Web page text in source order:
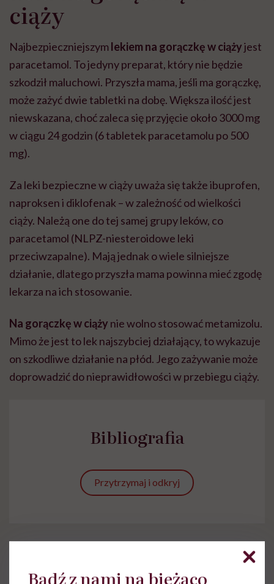
ciąży
Najbezpieczniejszymlekiem na gorączkę w ciążyjest
paracetamol. To jedyny preparat, który nie będzie
szkodził maluchowi. Przyszła mama, jeśli ma gorączkę,
może zażyć dwie tabletki na dobę. Większa ilość jest
niewskazana, choć zaleca się przyjęcie około 3000 mg
w ciągu 24 godzin (6 tabletek paracetamolu po 500
mg).
Za leki bezpieczne w ciąży uważa się także ibuprofen,
naproksen i diklofenak – w zależność od wielkości
ciąży. Należą one do tej samej grupy leków, co
paracetamol (NLPZ-niesteroidowe leki
przeciwzapalne). Mają jednak o wiele silniejsze
działanie, dlatego przyszła mama powinna mieć zgodę
lekarza na ich stosowanie.
Na gorączkę w ciąży nie wolno stosować metamizolu.
Mimo że jest to lek najszybciej działający, to wykazuje
on szkodliwe działanie na płód. Jego zażywanie może
doprowadzić do nieprawidłowości w przebiegu ciąży.
Bibliografia
Przytrzymaj i odkryj
Bądź z nami na bieżąco